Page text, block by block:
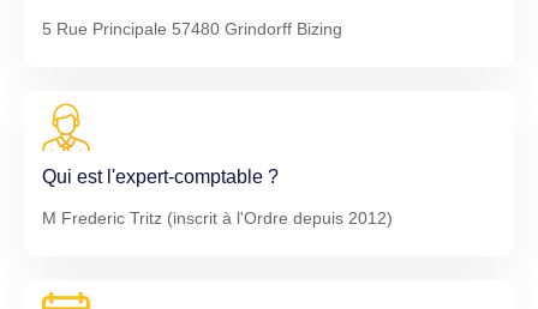
5 Rue Principale 57480 Grindorff Bizing
Qui est l'expert-comptable ?
M Frederic Tritz (inscrit à l'Ordre depuis 2012)